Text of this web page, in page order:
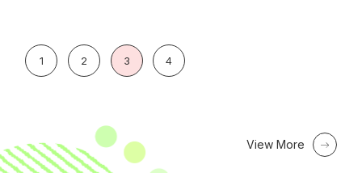
1 2 3 4
View More